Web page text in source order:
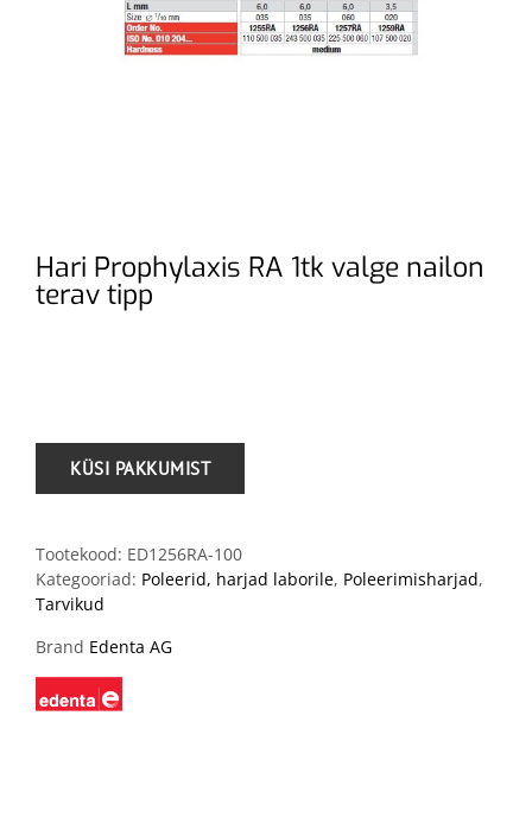
Hari Prophylaxis RA 1tk valge nailon
terav tipp
Tootekood: ED1256RA-100
Kategooriad: Poleerid, harjad laborile, Poleerimisharjad,
Tarvikud
Brand Edenta AG